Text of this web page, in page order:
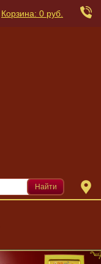
Корзина: 0 руб.
Найти